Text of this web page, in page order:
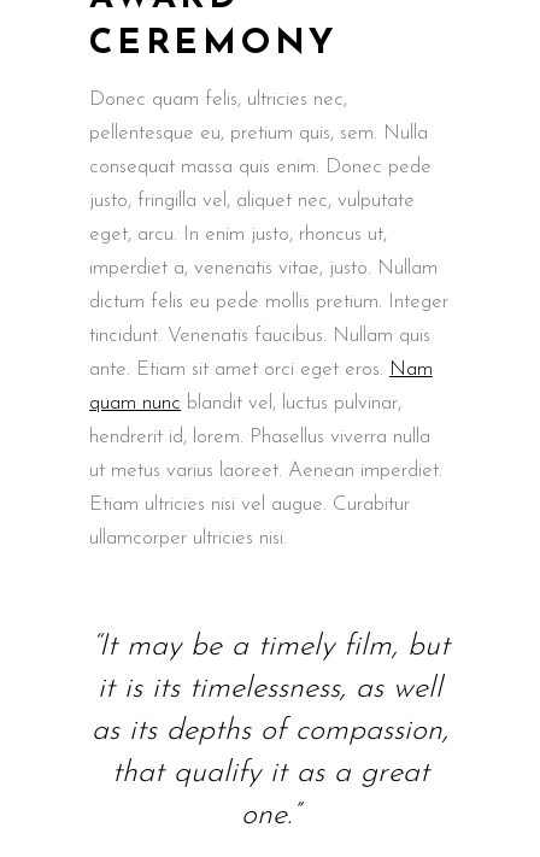
CEREMONY
Donec quam felis, ultricies nec,
pellentesque eu, pretium quis, sem. Nulla
consequat massa quis enim. Donec pede
justo, fringilla vel, aliquet nec, vulputate
eget, arcu. In enim justo, rhoncus ut,
imperdiet a, venenatis vitae, justo. Nullam
dictum felis eu pede mollis pretium. Integer
tincidunt. Venenatis faucibus. Nullam quis
ante. Etiam sit amet orci eget eros. Nam
quam nunc blandit vel, luctus pulvinar,
hendrerit id, lorem. Phasellus viverra nulla
ut metus varius laoreet. Aenean imperdiet.
Etiam ultricies nisi vel augue. Curabitur
ullamcorper ultricies nisi.
“It may be a timely film, but
it is its timelessness, as well
as its depths of compassion,
that qualify it as a great
one.”